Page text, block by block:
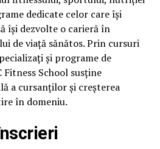
dedicate celor care își
își dezvolte o carieră în
de viață sănătos. Prin cursuri
și programe de
School susține
a cursanților și creșterea
în domeniu.